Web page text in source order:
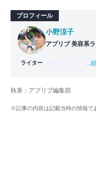
プロフィール
ライター
小野涼子
アプリブ 美容系
学生の頃からフ
たため、アパレ
の美容トレンドに
現在は美容の知
...
執筆：アプリブ編集部
※記事の内容は記載当時の情報で